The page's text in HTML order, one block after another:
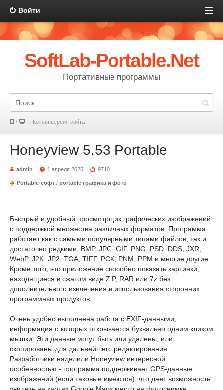
Войти
SoftLab-Portable.Net
Портативные программы
Полная версия сайта
Honeyview 5.53 Portable
admin 1 апреля 2025 9710
Portable-софт / portable графика и фото
Быстрый и удобный просмотрщик графических изображений
с поддержкой множества различных форматов. Программа
работает как с самыми популярными типами файлов, так и
достаточно редкими: BMP, JPG, GIF, PNG, PSD, DDS, JXR,
WebP, J2K, JP2, TGA, TIFF, PCX, PNM, PPM и многие другие.
Кроме того, это приложение способно показать картинки,
находящиеся в сжатом виде ZIP, RAR или 7z без
дополнительного извлечения и использования сторонних
программных продуктов.
Очень удобно выполнена работа с EXIF-данными,
информация о которых открывается буквально одним кликом
мышки. Эти данные могут быть или удалены, или
скопированы для дальнейшего редактирования.
Разработчики наделили Honeyview интересной
особенностью - программа поддерживает GPS-данные
изображений (если таковые имеются), что дает возможность